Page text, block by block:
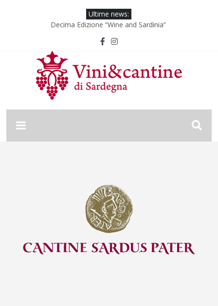
Ultime news:
Decima Edizione “Wine and Sardinia”
Wine & Sardinia – Vini Vincitori 2024
Nona Edizione “Wine and Sardinia”
Wine & Sardinia – Vini Vincitori 2025